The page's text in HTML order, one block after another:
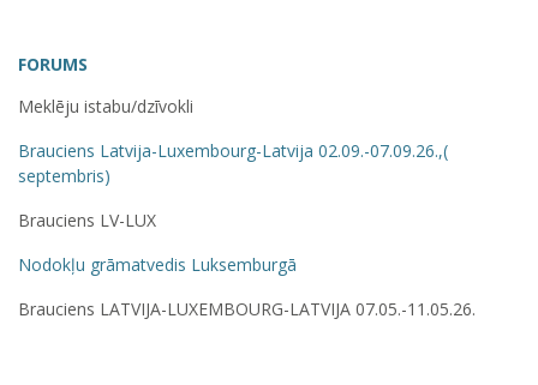
FORUMS
Meklēju istabu/dzīvokli
Brauciens Latvija-Luxembourg-Latvija 02.09.-07.09.26.,(
septembris)
Brauciens LV-LUX
Nodokļu grāmatvedis Luksemburgā
Brauciens LATVIJA-LUXEMBOURG-LATVIJA 07.05.-11.05.26.